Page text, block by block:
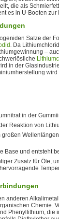
die als
es in U-Booten zur
Salze der
. Da
–
in der
in der
Reaktion von
Base und entsteht
Zusatz für Öle,
anderen
Chemie.
Phenyllithium,